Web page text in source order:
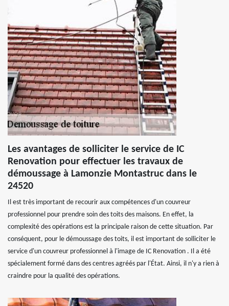
Les avantages de solliciter le service de IC
Renovation pour effectuer les travaux de
démoussage à Lamonzie Montastruc dans le
24520
Il est très important de recourir aux compétences d'un couvreur
professionnel pour prendre soin des toits des maisons. En effet, la
complexité des opérations est la principale raison de cette situation. Par
conséquent, pour le démoussage des toits, il est important de solliciter le
service d'un couvreur professionnel à l'image de IC Renovation . Il a été
spécialement formé dans des centres agréés par l'État. Ainsi, il n'y a rien à
craindre pour la qualité des opérations.